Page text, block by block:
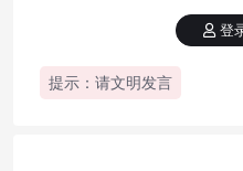
提示：请文明发言
登